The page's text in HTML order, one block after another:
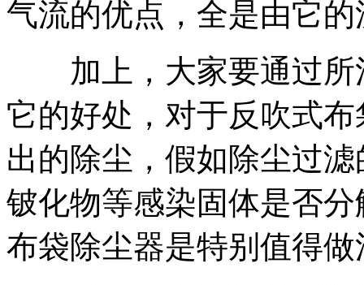
气流的优点，全是由它
加上，大家要通过所
它的好处，对于反吹式
出的除尘，假如除尘过
铍化物等感染固体是否
布袋除尘器是特别值得做